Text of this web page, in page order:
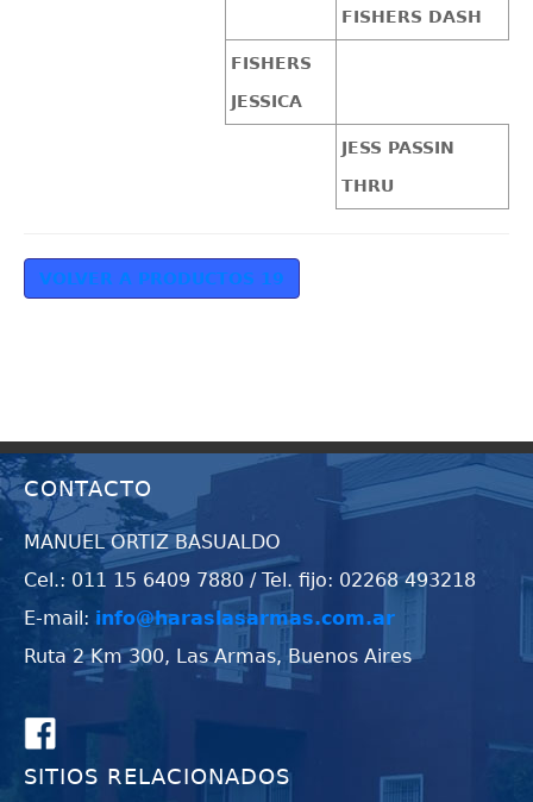
FISHERS DASH
FISHERS
JESSICA
JESS PASSIN
THRU
VOLVER A PRODUCTOS 19
CONTACTO
MANUEL ORTIZ BASUALDO
Cel.: 011 15 6409 7880 / Tel. fijo: 02268 493218
E-mail: info@haraslasarmas.com.ar
Ruta 2 Km 300, Las Armas, Buenos Aires
SITIOS RELACIONADOS